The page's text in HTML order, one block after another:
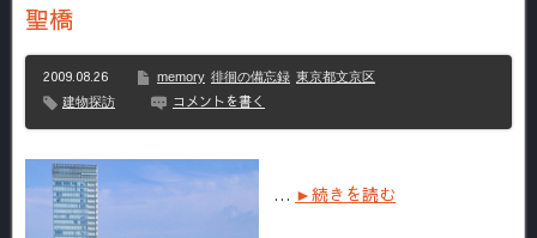
聖橋
2009.08.26 memory 徘徊の備忘録 東京都文京区
建物探訪
コメントを書く
… ►続きを読む